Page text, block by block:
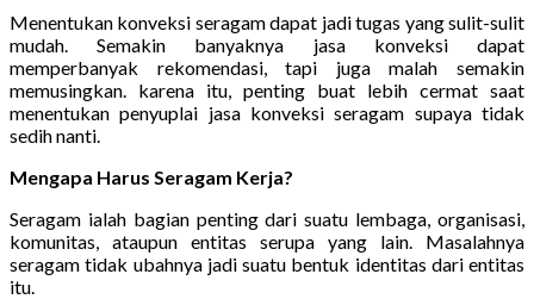
Menentukan konveksi seragam dapat jadi tugas yang sulit-sulit
mudah. Semakin banyaknya jasa konveksi dapat
memperbanyak rekomendasi, tapi juga malah semakin
memusingkan. karena itu, penting buat lebih cermat saat
menentukan penyuplai jasa konveksi seragam supaya tidak
sedih nanti.
Mengapa Harus Seragam Kerja?
Seragam ialah bagian penting dari suatu lembaga, organisasi,
komunitas, ataupun entitas serupa yang lain. Masalahnya
seragam tidak ubahnya jadi suatu bentuk identitas dari entitas
itu.